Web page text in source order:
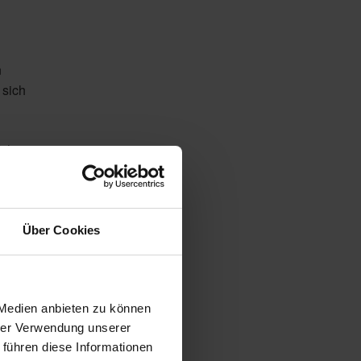
Über Cookies
anbieten zu können
Verwendung unserer
diese Informationen
was
beim